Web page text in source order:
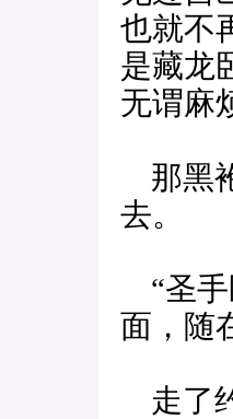
也就不
是藏龙
无谓麻
那黑
去。
“圣手
面，随
走了